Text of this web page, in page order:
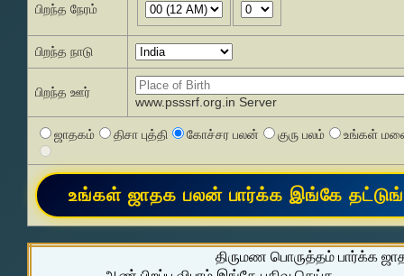
பிறந்த நேரம்
பிறந்த நாடு
பிறந்த ஊர்
www.psssrf.org.in Server
ஜாதகம் திசா புத்தி கோச்சர பலன் குரு பலம் உங்கள்
திருமண பொருத்தம் பார்க்க